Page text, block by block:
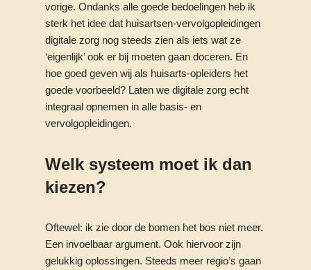
vorige. Ondanks alle goede bedoelingen heb ik
sterk het idee dat huisartsen-vervolgopleidingen
digitale zorg nog steeds zien als iets wat ze
‘eigenlijk’ ook er bij moeten gaan doceren. En
hoe goed geven wij als huisarts-opleiders het
goede voorbeeld? Laten we digitale zorg echt
integraal opnemen in alle basis- en
vervolgopleidingen.
Welk systeem moet ik dan
kiezen?
Oftewel: ik zie door de bomen het bos niet meer.
Een invoelbaar argument. Ook hiervoor zijn
gelukkig oplossingen. Steeds meer regio’s gaan